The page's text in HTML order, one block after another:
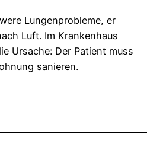
Lungenprobleme, er
Luft. Im Krankenhaus
Ursache: Der Patient muss
sanieren.